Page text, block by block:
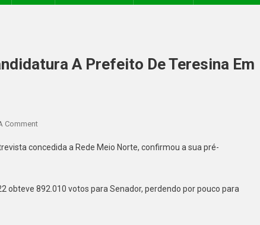
A Prefeito De Teresina Em
Comment
concedida a Rede Meio Norte, confirmou a sua pré-
obteve 892.010 votos para Senador, perdendo por pouco para